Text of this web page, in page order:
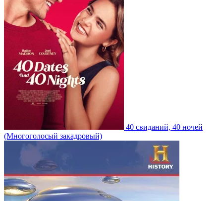
40 свиданий, 40 ночей
(Многоголосый закадровый)